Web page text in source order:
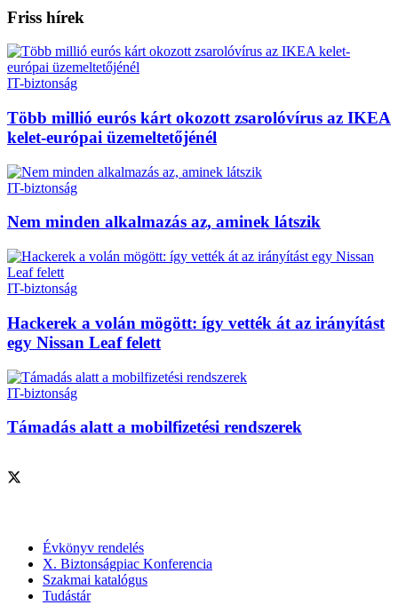
Friss hírek
IT-biztonság
Több millió eurós kárt okozott zsarolóvírus az IKEA
kelet-európai üzemeltetőjénél
IT-biztonság
Nem minden alkalmazás az, aminek látszik
IT-biztonság
Hackerek a volán mögött: így vették át az irányítást
egy Nissan Leaf felett
IT-biztonság
Támadás alatt a mobilfizetési rendszerek
Évkönyv rendelés
X. Biztonságpiac Konferencia
Szakmai katalógus
Tudástár